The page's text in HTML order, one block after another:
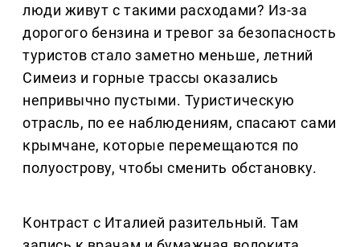
люди живут с такими расходами? Из-за
дорогого бензина и тревог за безопасность
туристов стало заметно меньше, летний
Симеиз и горные трассы оказались
непривычно пустыми. Туристическую
отрасль, по ее наблюдениям, спасают сами
крымчане, которые перемещаются по
полуострову, чтобы сменить обстановку.
Контраст с Италией разительный. Там